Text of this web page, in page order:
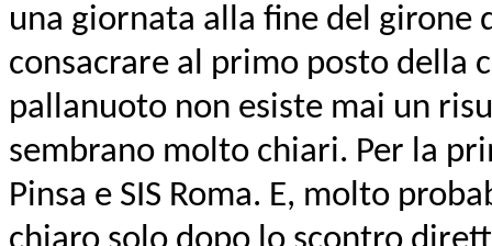
una giornata alla fine del girone
consacrare al primo posto della
pallanuoto non esiste mai un
sembrano molto chiari. Per la
Pinsa e SIS Roma. E, molto